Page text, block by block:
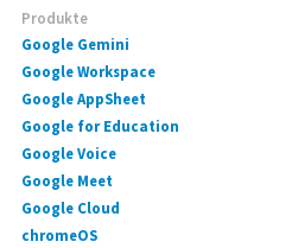
Produkte
Google Gemini
Google Workspace
Google AppSheet
Google for Education
Google Voice
Google Meet
Google Cloud
chromeOS